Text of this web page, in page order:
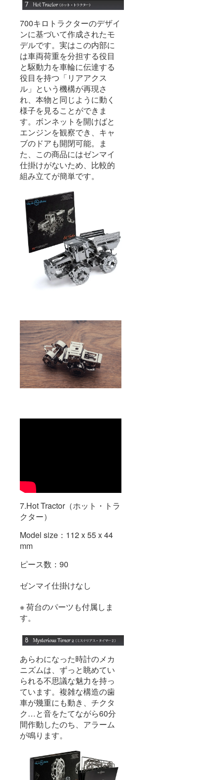
700キロトラクターのデザイ
ンに基づいて作成されたモ
デルです。実はこの内部に
は車両荷重を分担する役目
と駆動力を車輪に伝達する
役目を持つ「リアアクス
ル」という機構が再現さ
れ、本物と同じように動く
様子を見ることができま
す。ボンネットを開けばと
エンジンを観察でき、キャ
ブのドアも開閉可能。ま
た、この商品にはゼンマイ
仕掛けがないため、比較的
組み立てが簡単です。
7.Hot Tractor（ホット・トラ
クター）
Model size：112 x 55 x 44
mm
ピース数：90
ゼンマイ仕掛けなし
※ 荷台のパーツも付属しま
す。
あらわになった時計のメカ
ニズムは、ずっと眺めてい
られる不思議な魅力を持っ
ています。複雑な構造の歯
車が幾重にも動き、チクタ
ク…と音をたてながら60分
間作動したのち、アラーム
が鳴ります。